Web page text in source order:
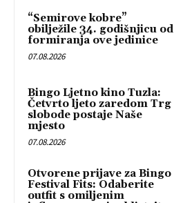
“Semirove kobre”
obilježile 34. godišnjicu od
formiranja ove jedinice
07.08.2026
Bingo Ljetno kino Tuzla:
Četvrto ljeto zaredom Trg
slobode postaje Naše
mjesto
07.08.2026
Otvorene prijave za Bingo
Festival Fits: Odaberite
outfit s omiljenim